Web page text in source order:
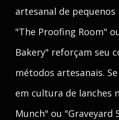
artesanal de
"The Proofing Room"
Bakery" reforçam seu
métodos artesanais.
em cultura de lanches
Munch" ou "Graveyard